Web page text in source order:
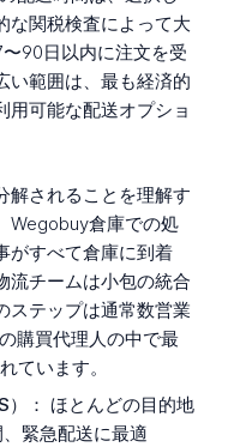
な関税検査によって大
90日以内に注文を受
い範囲は、最も経済的
用可能な配送オプショ
解されることを理解す
Wegobuy倉庫での処
がすべて倉庫に到着
流チームは小包の統合
ステップは通常数営業
購買代理人の中で最
ています。
： ほとんどの目的地
緊急配送に最適